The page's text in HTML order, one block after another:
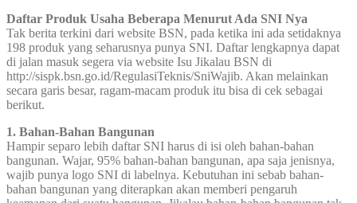
Daftar Produk Usaha Beberapa Menurut Ada SNI Nya
Tak berita terkini dari website BSN, pada ketika ini ada setidaknya
198 produk yang seharusnya punya SNI. Daftar lengkapnya dapat
di jalan masuk segera via website Isu Jikalau BSN di
http://sispk.bsn.go.id/RegulasiTeknis/SniWajib. Akan melainkan
secara garis besar, ragam-macam produk itu bisa di cek sebagai
berikut.
1. Bahan-Bahan Bangunan
Hampir separo lebih daftar SNI harus di isi oleh bahan-bahan
bangunan. Wajar, 95% bahan-bahan bangunan, apa saja jenisnya,
wajib punya logo SNI di labelnya. Kebutuhan ini sebab bahan-
bahan bangunan yang diterapkan akan memberi pengaruh